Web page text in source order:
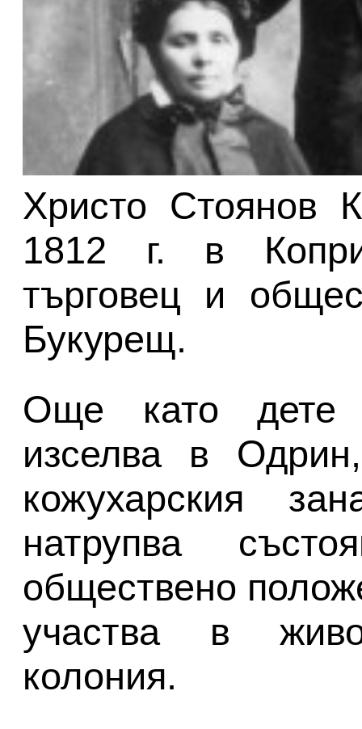
Христо Стоянов
1812 г. в
търговец и
Букурещ.
Още като дете
изселва в
кожухарския
натрупва
обществено
участва в
колония.